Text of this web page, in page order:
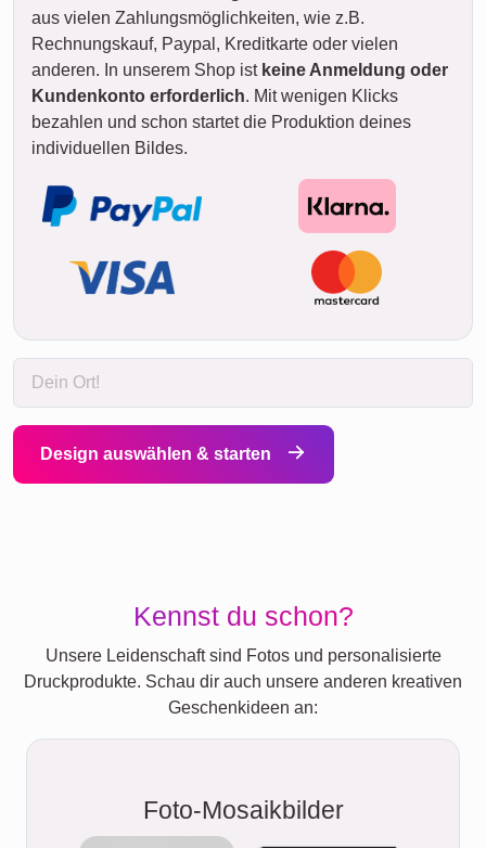
aus vielen Zahlungsmöglichkeiten, wie z.B.
Rechnungskauf, Paypal, Kreditkarte oder vielen
anderen. In unserem Shop ist keine Anmeldung oder
Kundenkonto erforderlich. Mit wenigen Klicks
bezahlen und schon startet die Produktion deines
individuellen Bildes.
Design auswählen & starten
Kennst du schon?
Unsere Leidenschaft sind Fotos und personalisierte
Druckprodukte. Schau dir auch unsere anderen kreativen
Geschenkideen an:
Foto-Mosaikbilder